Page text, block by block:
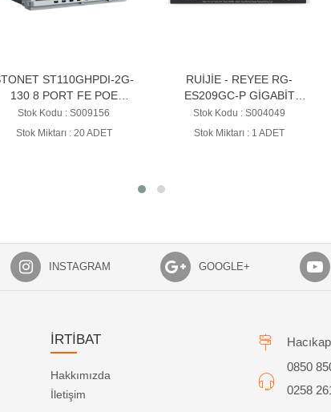
RUİJİE - REYEE RG-
ES209GC-P GİGABİT
SMART POE + SWİTCH 0 9
X 10/100/1000 BASE
Stok Kodu : S004049
Stok Miktarı : 1 ADET
TENDA S108 V3 8 PORT
10/100 SWİTCH
Stok Kodu : S008013
Stok Miktarı : 10 ADET
INSTAGRAM GOOGLE+
İRTİBAT
Hakkımızda
İletişim
0850
0258